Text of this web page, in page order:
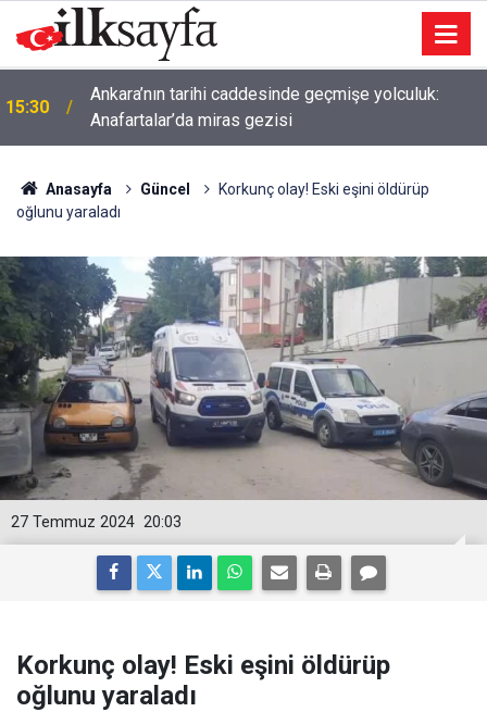
15:30
Ankara’nın tarihi caddesinde geçmişe yolculuk:
Anafartalar’da miras gezisi
Anasayfa Güncel
Korkunç olay! Eski eşini öldürüp
oğlunu yaraladı
20:03
27 Temmuz 2024
Korkunç olay! Eski eşini öldürüp
oğlunu yaraladı